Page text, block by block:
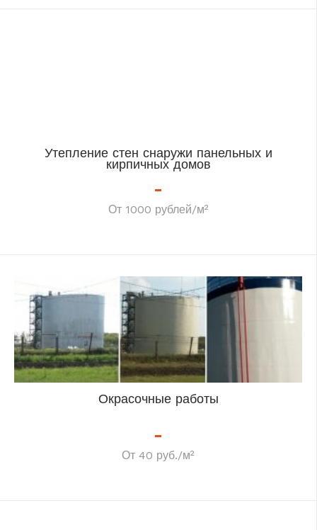
Утепление стен снаружи панельных и
кирпичных домов
От 1000 рублей/м²
Окрасочные работы
От 40 руб./м²